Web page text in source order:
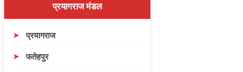
प्रयागराज मंडल
प्रयागराज
फतेहपुर